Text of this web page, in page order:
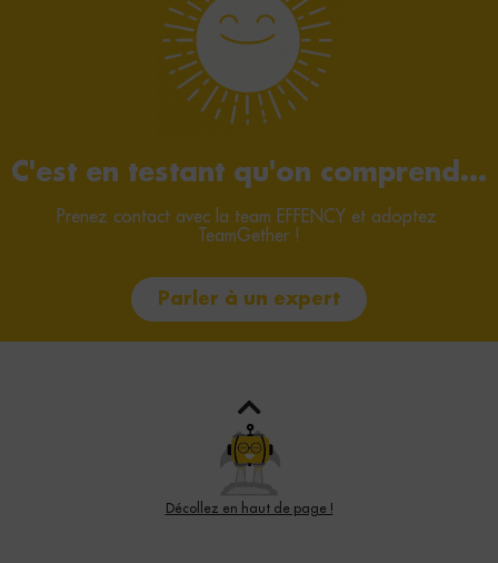
C'est en testant qu'on comprend...
Prenez contact avec la team EFFENCY et adoptez
TeamGether !
Parler à un expert
Décollez en haut de page !